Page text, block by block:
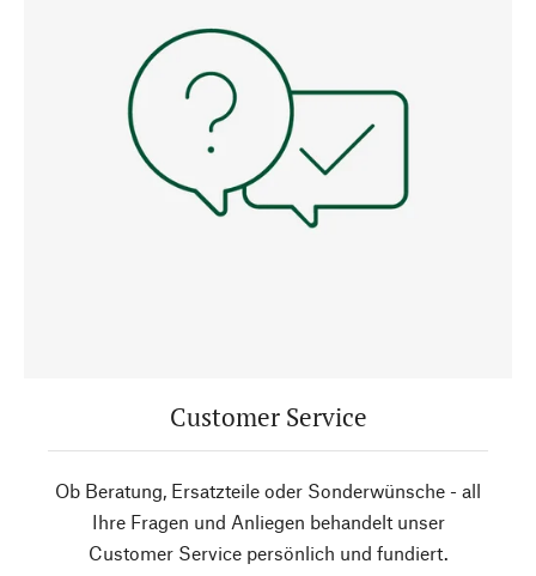
Customer Service
Ob Beratung, Ersatzteile oder Sonderwünsche - all
Ihre Fragen und Anliegen behandelt unser
Customer Service persönlich und fundiert.